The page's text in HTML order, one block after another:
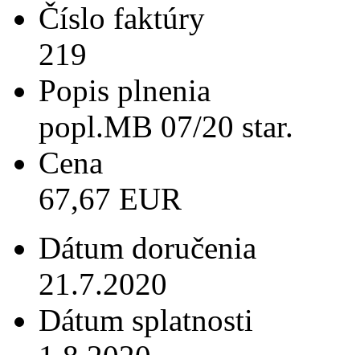
Číslo faktúry
219
Popis plnenia
popl.MB 07/20 star.
Cena
67,67 EUR
Dátum doručenia
21.7.2020
Dátum splatnosti